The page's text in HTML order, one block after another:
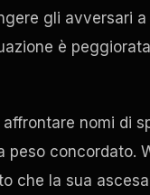
gli avversari
è
nomi di
concordato.
che la sua